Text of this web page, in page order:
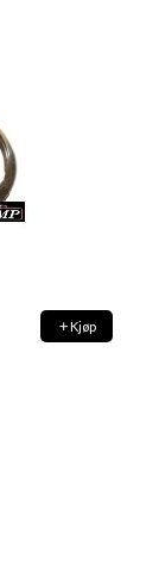
Kjøp